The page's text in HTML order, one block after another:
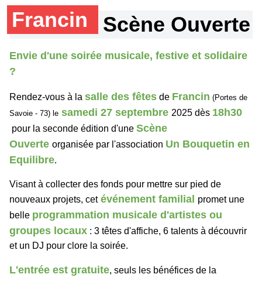
Francin Scène Ouverte
Envie d'une soirée musicale, festive et solidaire
?
Rendez-vous à la salle des fêtes de Francin (Portes de
Savoie - 73) le samedi 27 septembre 2025 dès 18h30
pour la seconde édition d'une Scène
Ouverte organisée par l'association Un Bouquetin en
Equilibre.
Visant à collecter des fonds pour mettre sur pied de
nouveaux projets, cetévénement familial
promet une
belle programmation musicale d'artistes ou
groupes locaux : 3 têtes d'affiche, 6 talents à découvrir
et un DJ pour clore la soirée.
L'entrée est gratuite, seuls les bénéfices de la